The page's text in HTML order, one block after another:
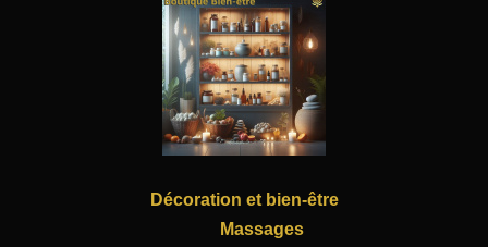
Décoration et bien-être
Massages